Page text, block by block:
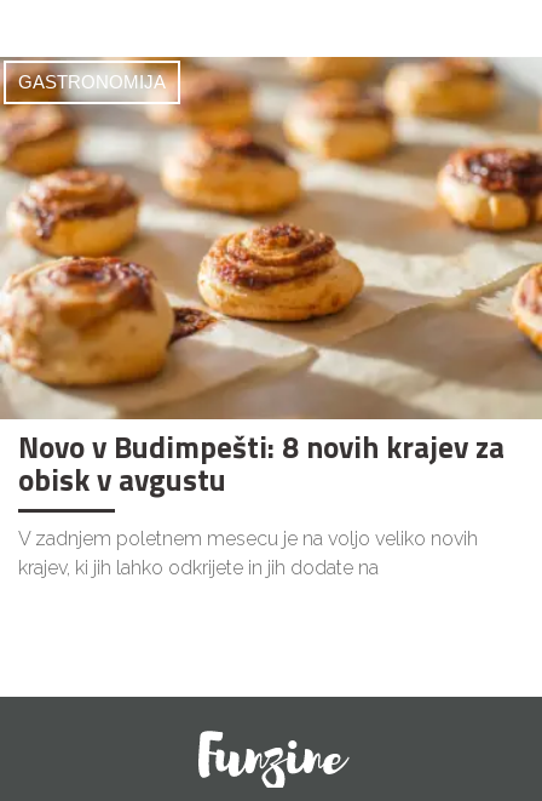
GASTRONOMIJA
Novo v Budimpešti: 8 novih krajev za
obisk v avgustu
V zadnjem poletnem mesecu je na voljo veliko novih
krajev, ki jih lahko odkrijete in jih dodate na